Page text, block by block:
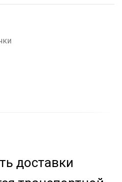
доставки